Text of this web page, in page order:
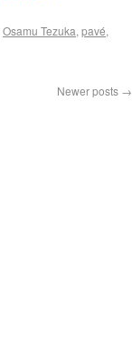
Osamu Tezuka, pavé,
Newer posts →